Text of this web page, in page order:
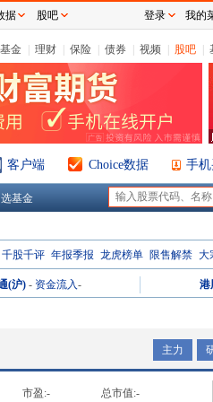
基金 理财 保险 债券 视频 股吧
客户端 Choice数据 手
基金
千股千评 年报季报 龙虎榜单 限售解禁 大
(沪) - 资金流入- 港
主力
市盈:- 总市值:-
据 股吧 登录 我的